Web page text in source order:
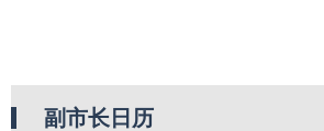
副市长日历